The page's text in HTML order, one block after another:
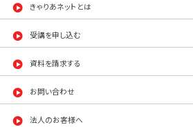
きゃりあネットとは
受講を申し込む
資料を請求する
お問い合わせ
法人のお客様へ